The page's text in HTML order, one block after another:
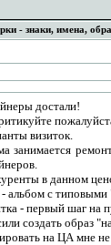
- знаки, имена,
достали!
визиток.
занимается
в данном
альбом с типовыми
- первый шаг на
создать образ
на ЦА мне